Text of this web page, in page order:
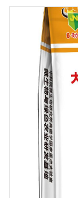
防水渍。果树类(
天、生长期、膨大
果型美观，增加果
4-5叶期、抽穗扬
粒重，减少秃顶穗
苗期、移栽期、展
质，提早成熟，增
结铃期防落花落蕾
根、烂铃、僵褪等
量:1、喷施:本品稀
雾，全生育期可喷
本品稀释2000-
次用本品2-3公斤
项:1、本品可与中
午9点之前或下午
喷。3、储存于阴